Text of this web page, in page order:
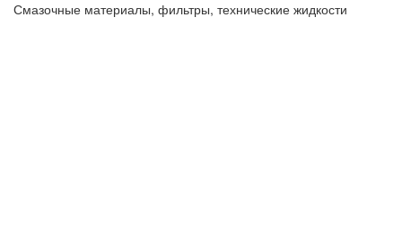
Смазочные материалы, фильтры, технические жидкости